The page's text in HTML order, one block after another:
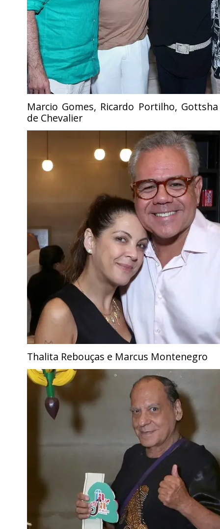
Marcio Gomes, Ricardo Portilho,
de Chevalier
Thalita Rebouças e Marcus Montenegro